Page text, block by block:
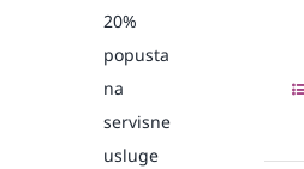
20%
popusta
na
servisne
usluge